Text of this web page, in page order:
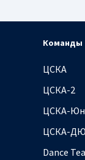
Команды
ЦСКА
ЦСКА-2
ЦСКА-
ЦСКА-
Dance